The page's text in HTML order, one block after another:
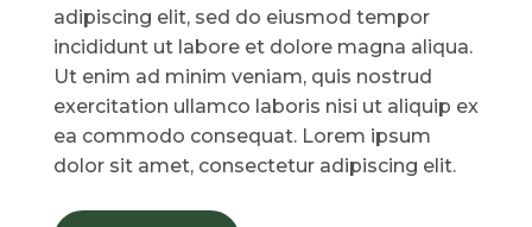
adipiscing elit, sed do eiusmod tempor
incididunt ut labore et dolore magna aliqua.
Ut enim ad minim veniam, quis nostrud
exercitation ullamco laboris nisi ut aliquip ex
ea commodo consequat. Lorem ipsum
dolor sit amet, consectetur adipiscing elit.